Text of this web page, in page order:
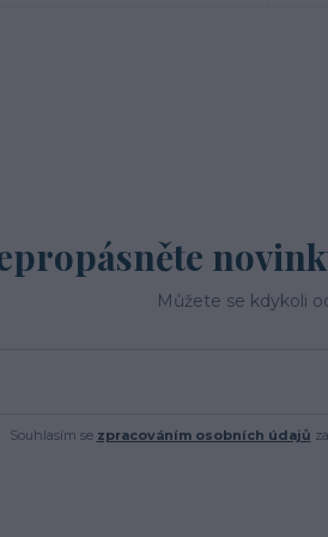
Můžete se kdykoli
Souhlasím se zpracováním osobních údajů